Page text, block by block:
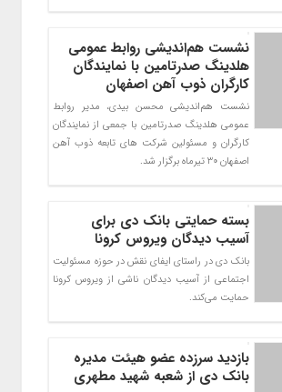
نشست هم‌اندیشی روابط عمومی
هلدینگ صدرتامین با نمایندگان
کارگران ذوب آهن اصفهان
نشست هم‌اندیشی محسن بیدی، مدیر روابط
عمومی هلدینگ صدرتامین با جمعی از نمایندگان
کارگران و مسئولین شرکت های تابعه ذوب آهن
اصفهان ۳۰ تیرماه برگزار شد.
بسته حمایتی بانک دی برای
آسیب دیدگان ویروس کرونا
بانک دی در راستای ایفای نقش در حوزه مسئولیت
اجتماعی از آسیب دیدگان ناشی از ویروس کرونا
حمایت می‌کند.
بازدید سرزده عضو هیئت مدیره
بانک دی از شعبه شهید مطهری